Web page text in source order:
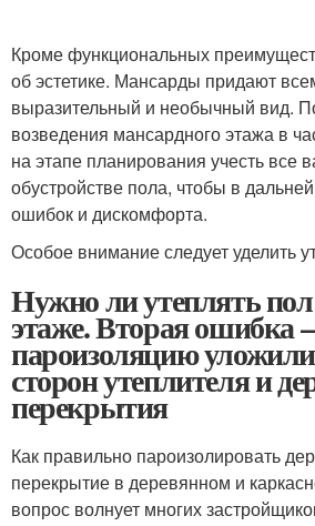
Кроме функциональных
об эстетике. Мансарды придают
выразительный и необычный вид.
возведения мансардного этажа в
на этапе планирования учесть
обустройстве пола, чтобы в
ошибок и дискомфорта.
Особое внимание следует уделить
Нужно ли утеплять
этаже. Вторая ошибка
пароизоляцию уложили
сторон утеплителя и
перекрытия
Как правильно пароизолировать
перекрытие в деревянном и
вопрос волнует многих